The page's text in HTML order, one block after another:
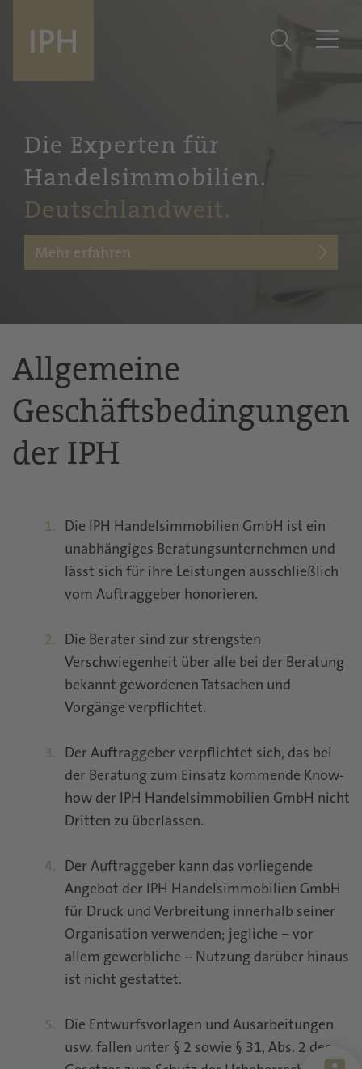
Die Experten für
Handelsimmobilien.
Deutschlandweit.
Mehr erfahren
Allgemeine
Geschäftsbedingungen
der IPH
Die IPH Handelsimmobilien GmbH ist ein
unabhängiges Beratungsunternehmen und
lässt sich für ihre Leistungen ausschließlich
vom Auftraggeber honorieren.
Die Berater sind zur strengsten
Verschwiegenheit über alle bei der Beratung
bekannt gewordenen Tatsachen und
Vorgänge verpflichtet.
Der Auftraggeber verpflichtet sich, das bei
der Beratung zum Einsatz kommende Know-
how der IPH Handelsimmobilien GmbH nicht
Dritten zu überlassen.
Der Auftraggeber kann das vorliegende
Angebot der IPH Handelsimmobilien GmbH
für Druck und Verbreitung innerhalb seiner
Organisation verwenden; jegliche – vor
allem gewerbliche – Nutzung darüber hinaus
ist nicht gestattet.
Die Entwurfsvorlagen und Ausarbeitungen
usw. fallen unter § 2 sowie § 31, Abs. 2 des